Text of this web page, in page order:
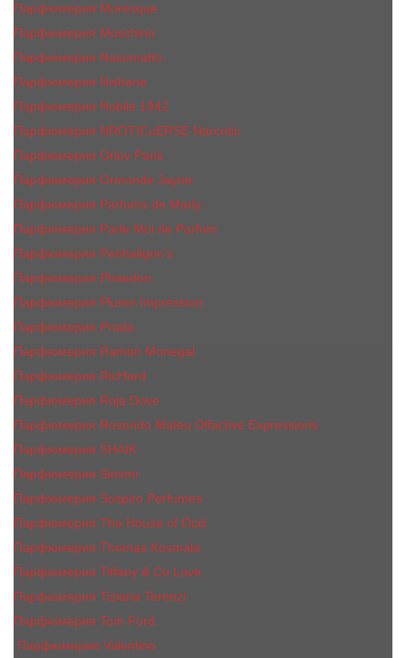
Парфюмерия Moresque
Парфюмерия Moschino
Парфюмерия Nasomatto
Парфюмерия Nishane
Парфюмерия Nobile 1942
Парфюмерия NROTICuERSE Narcotic
Парфюмерия Orlov Paris
Парфюмерия Ormonde Jayne
Парфюмерия Parfums de Marly
Парфюмерия Parle Moi de Parfum
Парфюмерия Penhaligon's
Парфюмерия Phaedon
Парфюмерия Plume Impression
Парфюмерия Prada
Парфюмерия Ramon Monegal
Парфюмерия RicHard
Парфюмерия Roja Dove
Парфюмерия Rosendo Mateu Olfactive Expressions
Парфюмерия SHAIK
Парфюмерия Simimi
Парфюмерия Sospiro Perfumes
Парфюмерия The House of Oud
Парфюмерия Thomas Kosmala
Парфюмерия Tiffany & Co Love
Парфюмерия Tiziana Terenzi
Парфюмерия Tom Ford
Парфюмерия Valentino